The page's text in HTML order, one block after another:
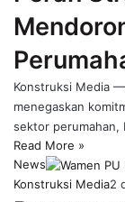
Konstruksi Media
menegaskan
sektor perumahan,
Read More »
News
Konstruksi Media2